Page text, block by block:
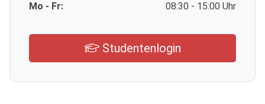
Mo - Fr: 08:30 - 15:00 Uhr
Studentenlogin